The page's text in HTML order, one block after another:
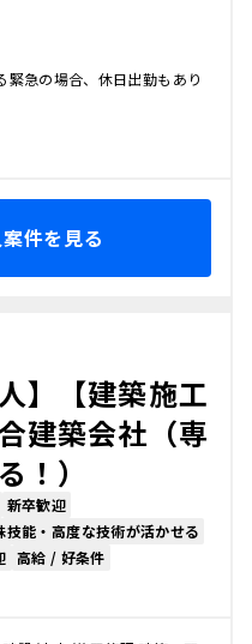
急の場合、休日出勤もあり
件を見る
】【建築施工
建築会社（専
！）
新卒歓迎
技能・高度な技術が活かせる
高給 / 好条件